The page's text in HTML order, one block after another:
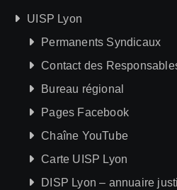
UISP Lyon
Permanents Syndicaux
Contact des
Bureau régional
Pages Facebook
Chaîne YouTube
Carte UISP Lyon
DISP Lyon – annuaire